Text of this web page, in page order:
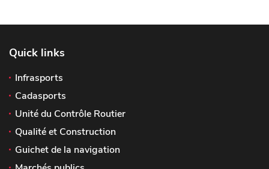
Quick links
Infrasports
Cadasports
Unité du Contrôle Routier
Qualité et Construction
Guichet de la navigation